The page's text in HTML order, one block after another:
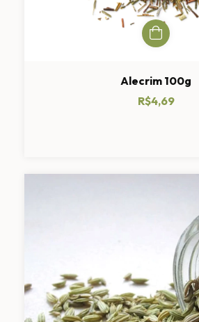
Alecrim 100g
R$4,69